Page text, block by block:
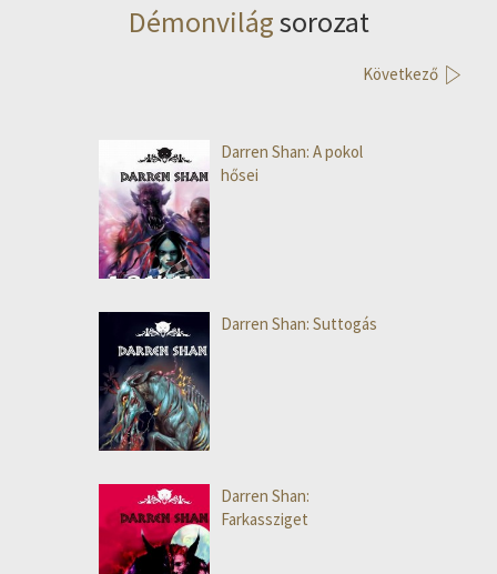
Démonvilágsorozat
Következő
Darren Shan: A pokol
hősei
Darren Shan: Suttogás
Darren Shan:
Farkassziget